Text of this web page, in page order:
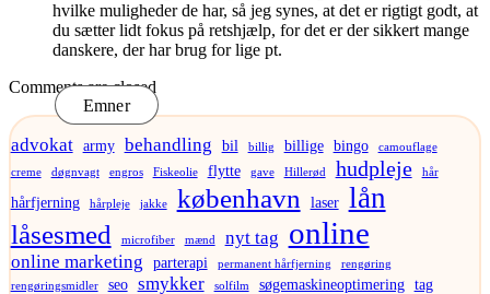
hvilke muligheder de har, så jeg synes, at det er rigtigt godt, at
du sætter lidt fokus på retshjælp, for det er der sikkert mange
danskere, der har brug for lige pt.
Comments are closed
Emner
advokat army behandling bil billig billige bingo camouflage
creme døgnvagt engros Fiskeolie flytte gave Hillerød hudpleje hår
hårfjerning hårpleje jakke københavn laser lån
låsesmed microfiber mænd nyt tag online
online marketing parterapi permanent hårfjerning
rengøring
rengøringsmidler
seo smykker solfilm søgemaskineoptimering tag